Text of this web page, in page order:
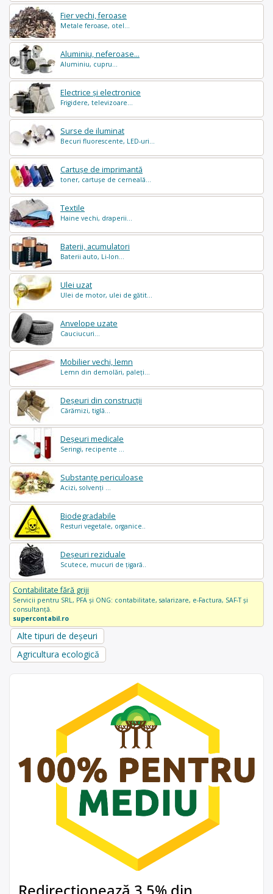
Fier vechi, feroase
Metale feroase, otel...
Aluminiu, neferoase...
Aluminiu, cupru...
Electrice și electronice
Frigidere, televizoare...
Surse de iluminat
Becuri fluorescente, LED-uri...
Cartușe de imprimantă
toner, cartușe de cerneală...
Textile
Haine vechi, draperii...
Baterii, acumulatori
Baterii auto, Li-Ion...
Ulei uzat
Ulei de motor, ulei de gătit...
Anvelope uzate
Cauciucuri...
Mobilier vechi, lemn
Lemn din demolări, paleți...
Deșeuri din construcții
Cărămizi, tiglă...
Deșeuri medicale
Seringi, recipente ...
Substanțe periculoase
Acizi, solvenți ...
Biodegradabile
Resturi vegetale, organice..
Deșeuri reziduale
Scutece, mucuri de țigară..
Contabilitate fără griji
Servicii pentru SRL, PFA și ONG: contabilitate, salarizare, e-Factura, SAF-T și
consultanță.
supercontabil.ro
Alte tipuri de deșeuri
Agricultura ecologică